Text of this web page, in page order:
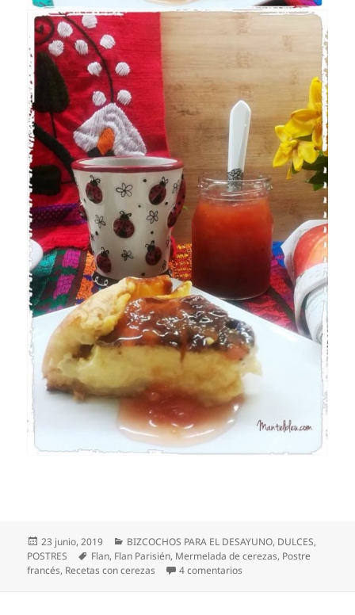
Publicado
el
23 junio, 2019 Categorías
BIZCOCHOS PARA EL DESAYUNO, DULCES,
POSTRES
Etiquetas
Flan, Flan Parisién, Mermelada de cerezas, Postre
francés, Recetas con cerezas 4 comentarios